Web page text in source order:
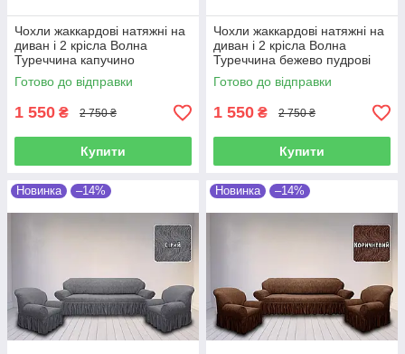
Чохли жаккардові натяжні на
диван і 2 крісла Волна
Туреччина капучино
Готово до відправки
1 550 ₴ 2 750 ₴
Купити
Чохли жаккардові натяжні на
диван і 2 крісла Волна
Туреччина бежево пудрові
Готово до відправки
1 550 ₴ 2 750 ₴
Купити
Новинка –14% Новинка –14%